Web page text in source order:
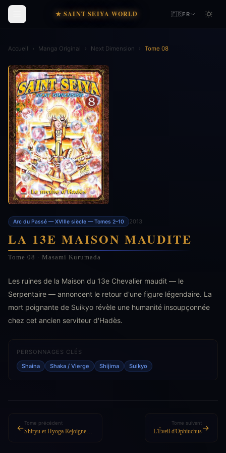
★ SAINT SEIYA WORLD 🇫🇷FR
Accueil › Manga Original › Next Dimension › Tome 08
Arc du Passé — XVIIIe siècle — Tomes 2–10 2013
LA 13E MAISON MAUDITE
Tome 08 · Masami Kurumada
Les ruines de la Maison du 13e Chevalier maudit — le
Serpentaire — annoncent le retour d'une figure légendaire. La
mort poignante de Suikyo révèle une humanité insoupçonnée
chez cet ancien serviteur d'Hadès.
PERSONNAGES CLÉS
Shaina Shaka / Vierge Shijima Suikyo
←Tome précédent
Shiryu et Hyoga Rejoignent le Passé
Tome suivant
L'Éveil d'Ophiuchus→